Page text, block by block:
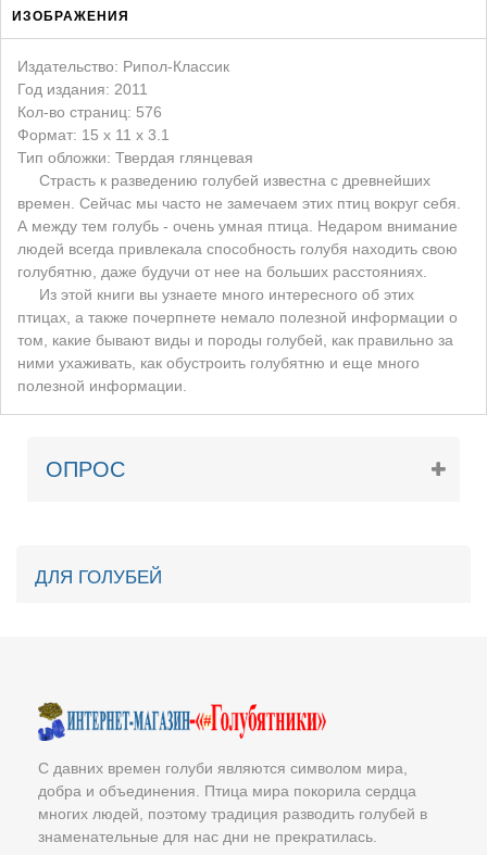
ТОВАРЫ ДЛЯ ПОПУГАЕВ
ТОВАРЫ ДЛЯ КУР И ДР. ПТИЦ
ИЗОБРАЖЕНИЯ
Издательство: Рипол-Классик
Год издания: 2011
Кол-во страниц: 576
Формат: 15 x 11 x 3.1
Тип обложки: Твердая глянцевая
Страсть к разведению голубей известна с древнейших
времен. Сейчас мы часто не замечаем этих птиц вокруг себя.
А между тем голубь - очень умная птица. Недаром внимание
людей всегда привлекала способность голубя находить свою
голубятню, даже будучи от нее на больших расстояниях.
Из этой книги вы узнаете много интересного об этих
птицах, а также почерпнете немало полезной информации о
том, какие бывают виды и породы голубей, как правильно за
ними ухаживать, как обустроить голубятню и еще много
полезной информации.
ОПРОС
ДЛЯ ГОЛУБЕЙ
С давних времен голуби являются символом мира,
добра и объединения. Птица мира покорила сердца
многих людей, поэтому традиция разводить голубей в
знаменательные для нас дни не прекратилась.